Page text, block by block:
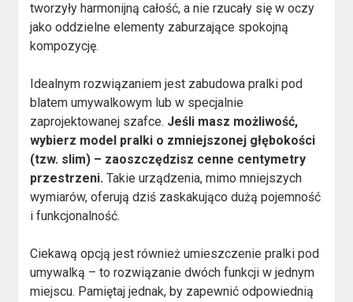
tworzyły harmonijną całość, a nie rzucały się w oczy
jako oddzielne elementy zaburzające spokojną
kompozycję.
Idealnym rozwiązaniem jest zabudowa pralki pod
blatem umywalkowym lub w specjalnie
zaprojektowanej szafce. Jeśli masz możliwość,
wybierz model pralki o zmniejszonej głębokości
(tzw. slim) – zaoszczędzisz cenne centymetry
przestrzeni. Takie urządzenia, mimo mniejszych
wymiarów, oferują dziś zaskakująco dużą pojemność
i funkcjonalność.
Ciekawą opcją jest również umieszczenie pralki pod
umywalką – to rozwiązanie dwóch funkcji w jednym
miejscu. Pamiętaj jednak, by zapewnić odpowiednią